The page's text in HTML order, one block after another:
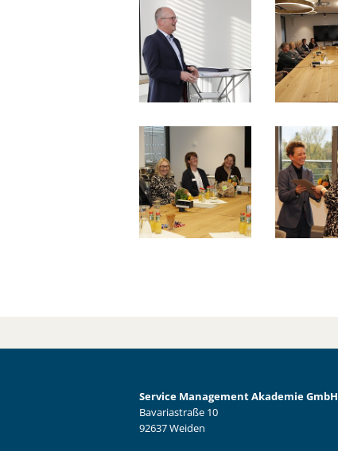
Service Management Akademie GmbH
Bavariastraße 10
92637 Weiden